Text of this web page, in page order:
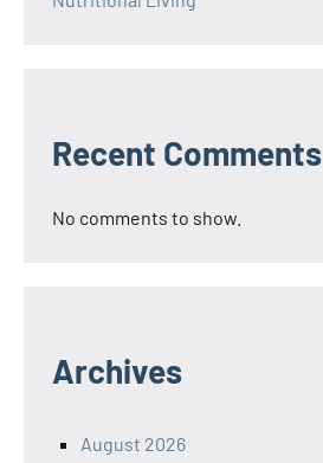
Recent Comments
No comments to show.
Archives
August 2026